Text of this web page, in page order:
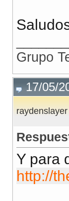
Grupo
17/05/
raydenslayer
Y para
http://